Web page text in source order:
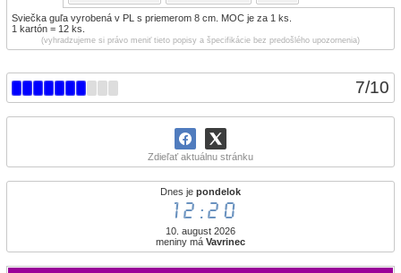
7/10
Zdieľať aktuálnu stránku
Dnes je pondelok
12:20
10. august 2026
meniny má Vavrinec
Sviečka guľa vyrobená v PL s priemerom 8 cm. MOC je za 1 ks.
1 kartón = 12 ks.
(vyhradzujeme si právo meniť tieto popisy a špecifikácie bez predošlého upozornenia)